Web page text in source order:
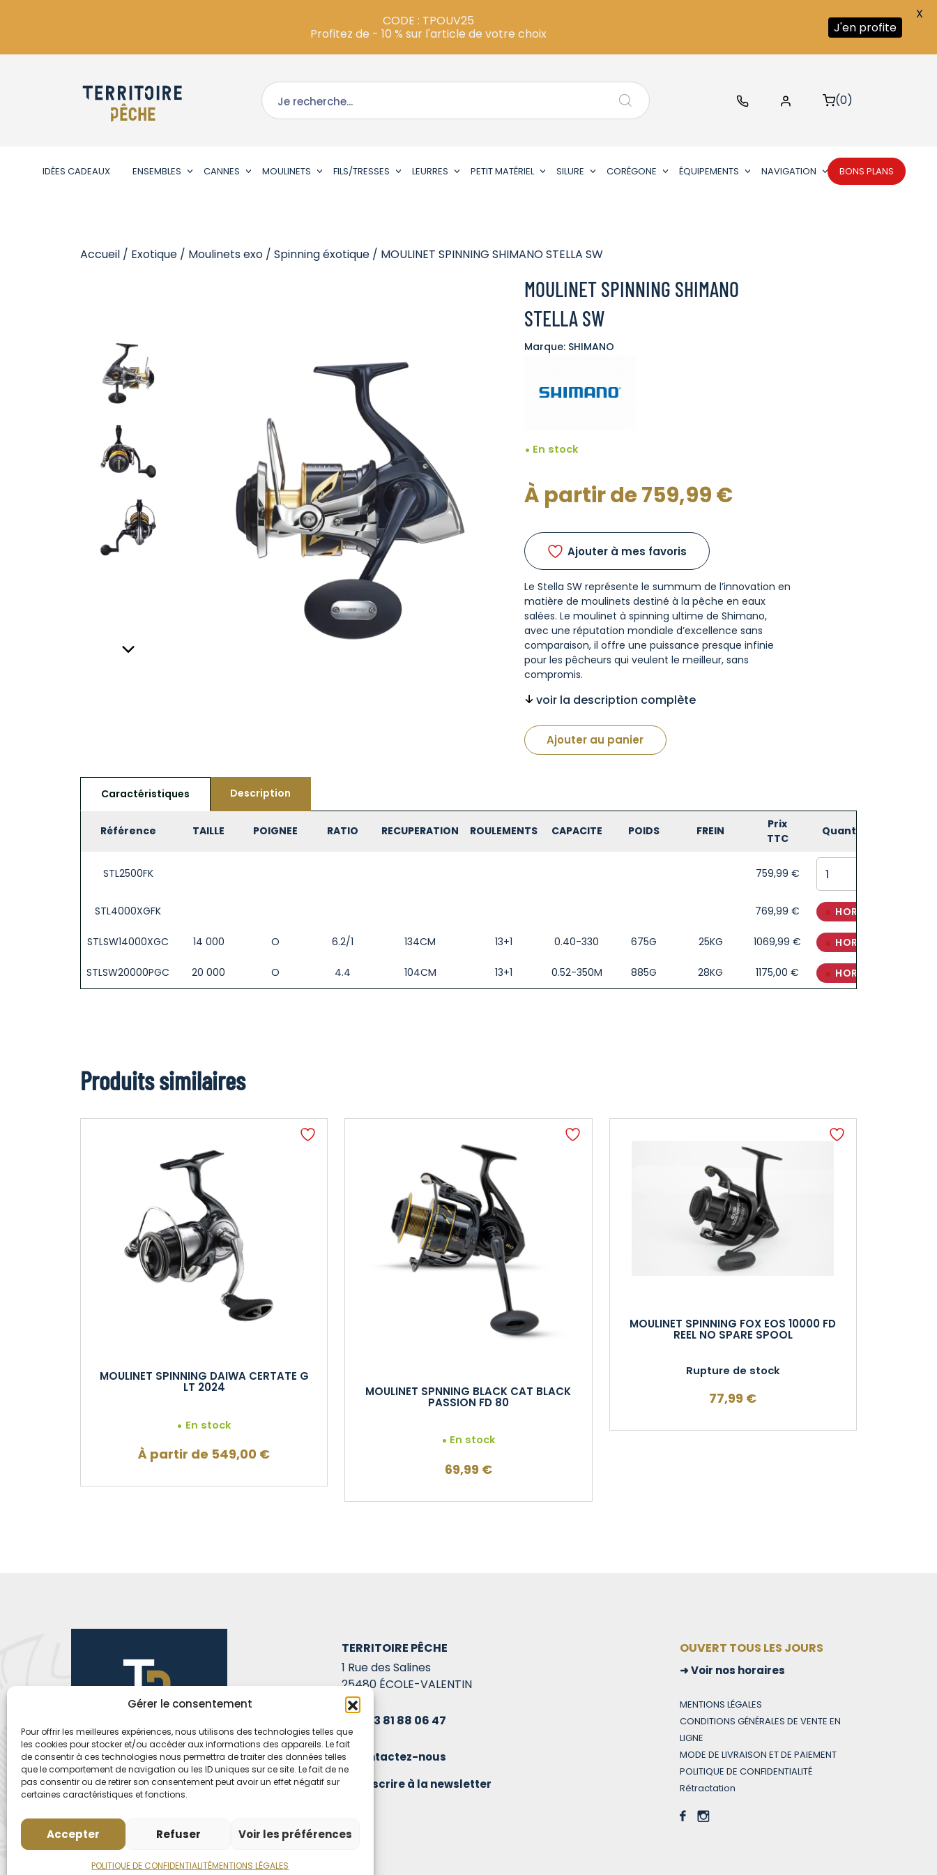
Gérer le consentement
Pour offrir les meilleures expériences, nous utilisons des technologies telles que
les cookies pour stocker et/ou accéder aux informations des appareils. Le fait
de consentir à ces technologies nous permettra de traiter des données telles
que le comportement de navigation ou les ID uniques sur ce site. Le fait de ne
pas consentir ou de retirer son consentement peut avoir un effet négatif sur
certaines caractéristiques et fonctions.
Accepter Refuser Voir les préférences
POLITIQUE DE CONFIDENTIALITÉMENTIONS LÉGALES
(0)
IDÉES CADEAUX ENSEMBLES CANNES MOULINETS FILS/TRESSES LEURRES PETIT MATÉRIEL SILURE CORÉGONE ÉQUIPEMENTS NAVIGATION BONS PLANS
Accueil / Exotique / Moulinets exo / Spinning éxotique / MOULINET SPINNING SHIMANO STELLA SW
MOULINET SPINNING SHIMANO
STELLA SW
Marque: SHIMANO
En stock
À partir de759,99€
Ajouter à mes favoris
Le Stella SW représente le summum de l’innovation en
matière de moulinets destiné à la pêche en eaux
salées. Le moulinet à spinning ultime de Shimano,
avec une réputation mondiale d’excellence sans
comparaison, il offre une puissance presque infinie
pour les pêcheurs qui veulent le meilleur, sans
compromis.
voir la description complète
Ajouter au panier
Caractéristiques Description
Référence TAILLE POIGNEE RATIO RECUPERATION ROULEMENTS CAPACITE POIDS FREIN
Prix
TTC
Quantité
STL2500FK 759,99 €
STL4000XGFK 769,99 € HORS STOCK
STLSW14000XGC 14 000 O 6.2/1 134CM 13+1 0.40-330 675G 25KG 1069,99 € HORS STOCK
STLSW20000PGC 20 000 O 4.4 104CM 13+1 0.52-350M 885G 28KG 1175,00 € HORS STOCK
Produits similaires
MOULINET SPINNING DAIWA CERTATE G
LT 2024
En stock
À partir de 549,00 €
MOULINET SPNNING BLACK CAT BLACK
PASSION FD 80
En stock
69,99 €
MOULINET SPINNING FOX EOS 10000 FD
REEL NO SPARE SPOOL
Rupture de stock
77,99 €
TERRITOIRE PÊCHE
1 Rue des Salines
25480 ÉCOLE-VALENTIN
03 81 88 06 47
Contactez-nous
S'inscrire à la newsletter
OUVERT TOUS LES JOURS
Voir nos horaires
MENTIONS LÉGALES
CONDITIONS GÉNÉRALES DE VENTE EN
LIGNE
MODE DE LIVRAISON ET DE PAIEMENT
POLITIQUE DE CONFIDENTIALITÉ
Rétractation
CODE : TPOUV25
Profitez de - 10 % sur l'article de votre choix
J'en profite
X